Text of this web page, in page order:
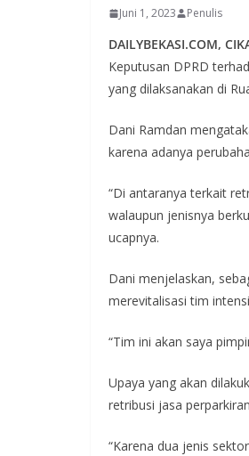
Juni 1, 2023 Penulis
DAILYBEKASI.COM,
Keputusan DPRD
yang dilaksanakan di
Dani Ramdan
karena adanya
“Di antaranya terkait
walaupun jenisnya
ucapnya.
Dani menjelaskan,
merevitalisasi tim
“Tim ini akan saya
Upaya yang akan
retribusi jasa
“Karena dua jenis